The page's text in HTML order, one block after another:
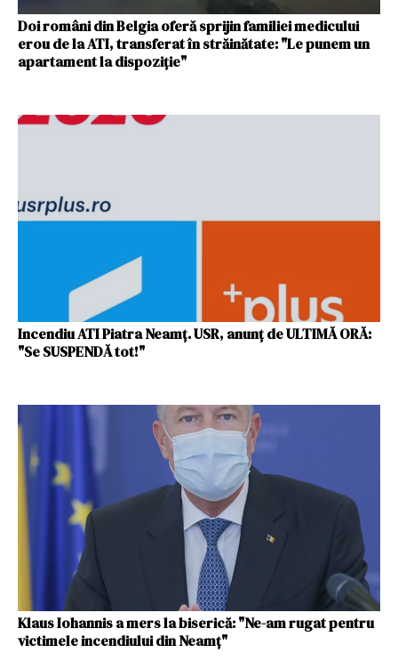
Doi români din Belgia oferă sprijin familiei medicului
erou de la ATI, transferat în străinătate: "Le punem un
apartament la dispoziție"
Incendiu ATI Piatra Neamț. USR, anunț de ULTIMĂ ORĂ:
"Se SUSPENDĂ tot!"
Klaus Iohannis a mers la biserică: "Ne-am rugat pentru
victimele incendiului din Neamț"